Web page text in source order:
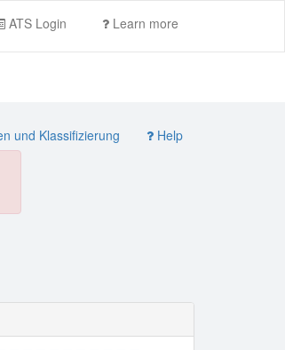
ATS Login Learn more
und Klassifizierung Help